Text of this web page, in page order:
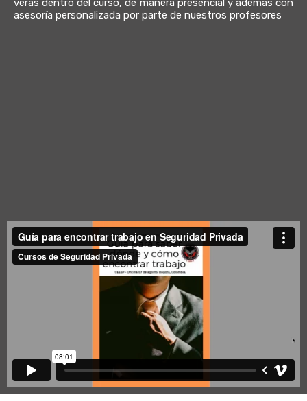
verás dentro del curso, de manera presencial y además con
asesoría personalizada por parte de nuestros profesores